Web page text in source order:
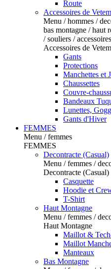
Route
Accessoires de
Menu / hommes /
bas montagne / haut
/ souliers /
Accessoires de
Gants
Protections
Manchettes et
Chaussettes
Couvre-
Bandeaux
Lunettes,
Gants d'Hiver
FEMMES
Menu / femmes
FEMMES
Decontracte (Casual)
Menu / femmes /
Decontracte (Casual)
Casquette
Hoodie et
T-Shirt
Haut Montagne
Menu / femmes /
Haut Montagne
Maillot &
Maillot
Manteaux
Bas Montagne